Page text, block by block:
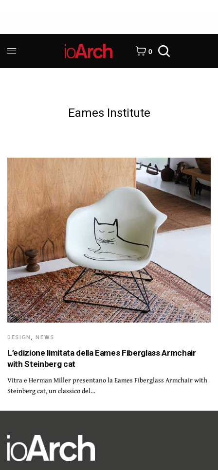
0
Eames Institute
DESIGN ,NEWS
L’edizione limitata della Eames Fiberglass Armchair
with Steinberg cat
Vitra e Herman Miller presentano la Eames Fiberglass Armchair with
Steinberg cat, un classico del…